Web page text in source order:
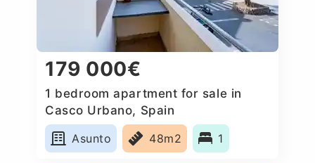
179 000€
1 bedroom apartment for sale in
Casco Urbano, Spain
Asunto
48m2 1